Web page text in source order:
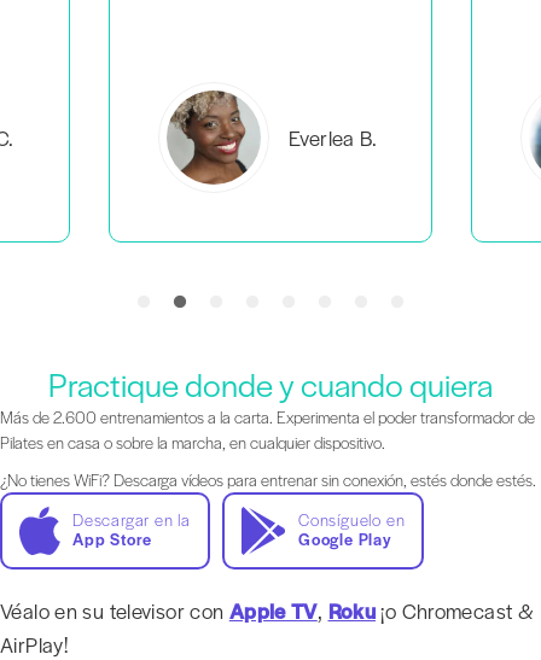
Everlea B.
Practique donde y cuando quiera
Más de 2.600 entrenamientos a la carta. Experimenta el poder transformador de
Pilates en casa o sobre la marcha, en cualquier dispositivo.
¿No tienes WiFi? Descarga vídeos para entrenar sin conexión, estés donde estés.
Descargar en la
App Store
Consíguelo en
Google Play
Véalo en su televisor con Apple TV, Roku¡o Chromecast &
AirPlay!